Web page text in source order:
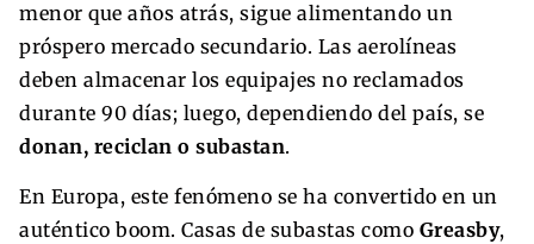
menor que años atrás, sigue alimentando un
próspero mercado secundario. Las aerolíneas
deben almacenar los equipajes no reclamados
durante 90 días; luego, dependiendo del país, se
donan, reciclan o subastan.
En Europa, este fenómeno se ha convertido en un
auténtico boom. Casas de subastas como Greasby,